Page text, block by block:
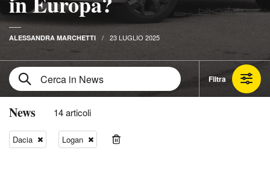
ALESSANDRA MARCHETTI 23 LUGLIO 2025
Filtra
News 14 articoli
Dacia Logan